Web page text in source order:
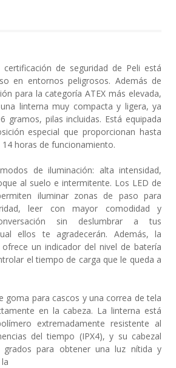
de seguridad de Peli está
en entornos peligrosos. Además de
para la categoría ATEX más elevada,
linterna muy compacta y ligera, ya
gramos, pilas incluidas. Está equipada
especial que proporcionan hasta
horas de funcionamiento.
de iluminación: alta intensidad,
al suelo e intermitente. Los LED de
iluminar zonas de paso para
leer con mayor comodidad y
sin deslumbrar a tus
ellos te agradecerán. Además, la
un indicador del nivel de batería
el tiempo de carga que le queda a
goma para cascos y una correa de tela
en la cabeza. La linterna está
extremadamente resistente al
del tiempo (IPX4), y su cabezal
grados para obtener una luz nítida y